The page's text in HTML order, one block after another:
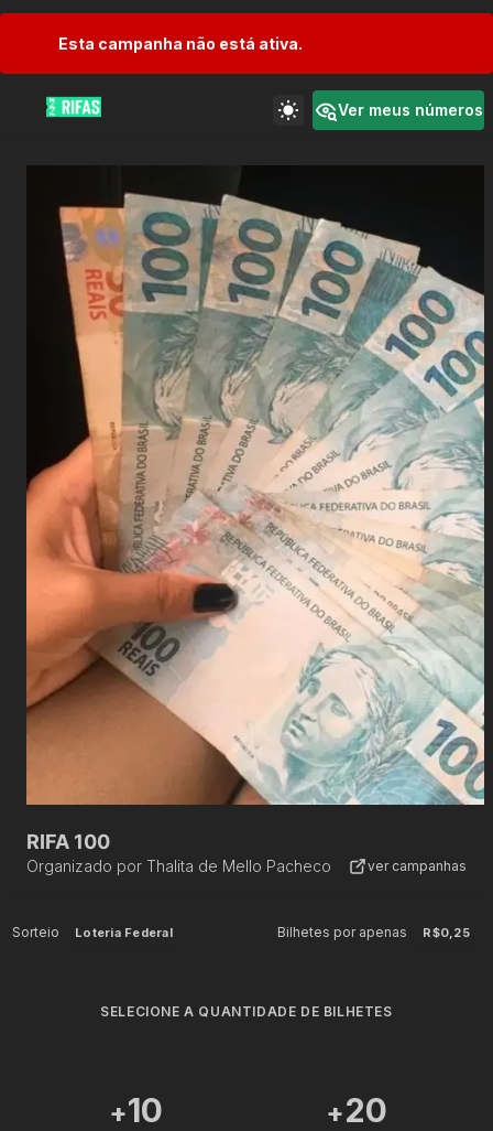
Esta campanha não está ativa.
Ver meus números
RIFA 100
Organizado por Thalita de Mello Pacheco ver campanhas
Sorteio Loteria Federal Bilhetes por apenas R$0,25
SELECIONE A QUANTIDADE DE BILHETES
+10 +20